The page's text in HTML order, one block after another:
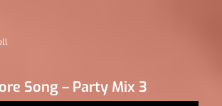
Song – Party Mix 3